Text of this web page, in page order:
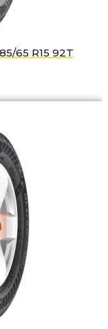
65 R15 92T